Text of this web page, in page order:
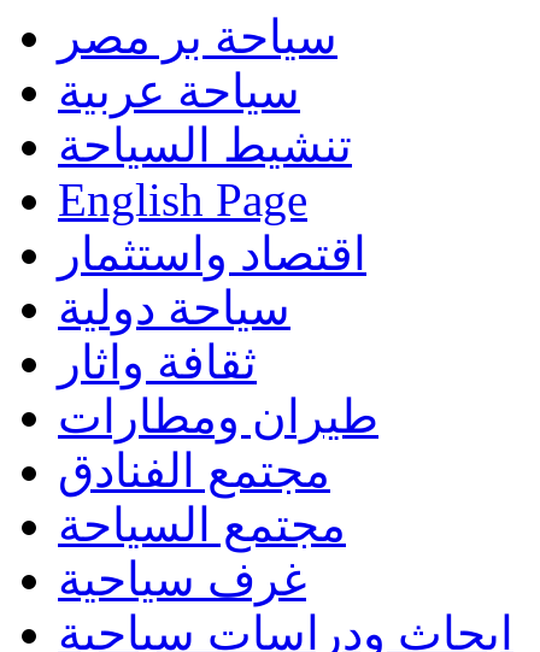
سياحة بر مصر
سياحة عربية
تنشيط السياحة
English Page
اقتصاد واستثمار
سياحة دولية
ثقافة واثار
طيران ومطارات
مجتمع الفنادق
مجتمع السياحة
غرف سياحية
ابحاث ودراسات سياحية